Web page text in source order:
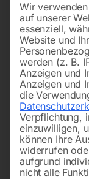
Wir
auf unserer
essenziell,
Website und
werden (z. B.
Anzeigen und
Anzeigen und
die
Verpflichtung,
einzuwilligen,
können Ihre
widerrufen
aufgrund
nicht alle